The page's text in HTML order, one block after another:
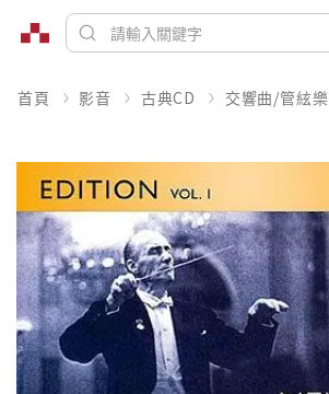
首頁 影音 古典CD 交響曲/管絃樂